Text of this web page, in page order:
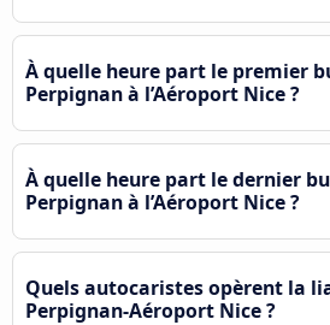
À quelle heure part le premier
Perpignan à l’Aéroport Nice ?
À quelle heure part le dernier
Perpignan à l’Aéroport Nice ?
Quels autocaristes opèrent la
Perpignan-Aéroport Nice ?